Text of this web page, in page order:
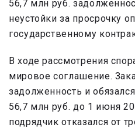
56,7 млн руб.
неустойки за просрочку
государственному
В ходе рассмотрения
мировое соглашение.
задолженность и
56,7 млн руб. до 1 июня
подрядчик отказался от